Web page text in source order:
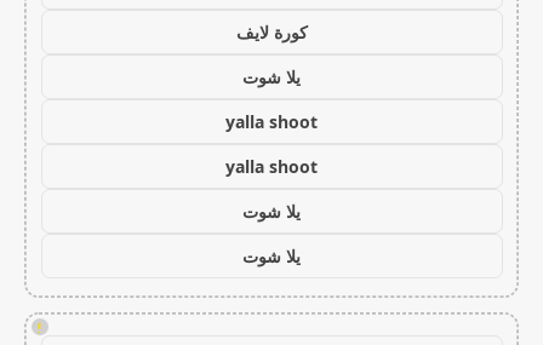
كورة لايف
يلا شوت
yalla shoot
yalla shoot
يلا شوت
يلا شوت
!